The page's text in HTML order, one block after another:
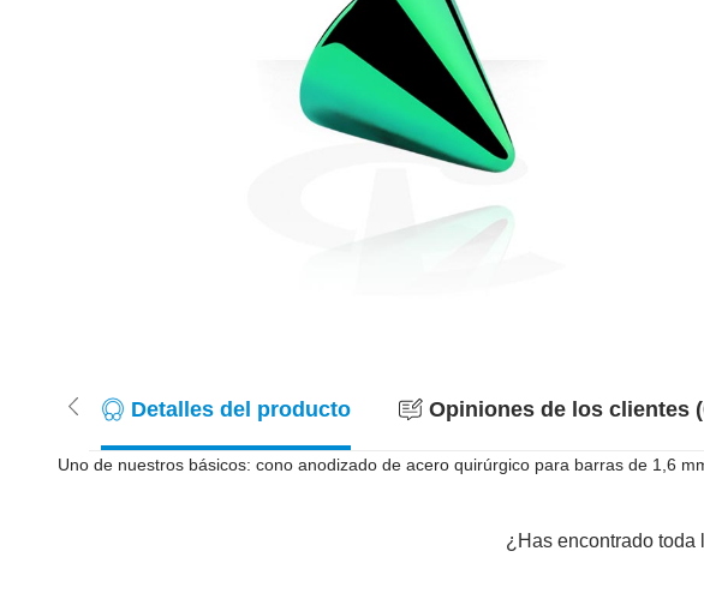
Detalles del producto Opiniones de los clientes
Uno de nuestros básicos: cono anodizado de acero quirúrgico para barras de 1,6
¿Has encontrado toda